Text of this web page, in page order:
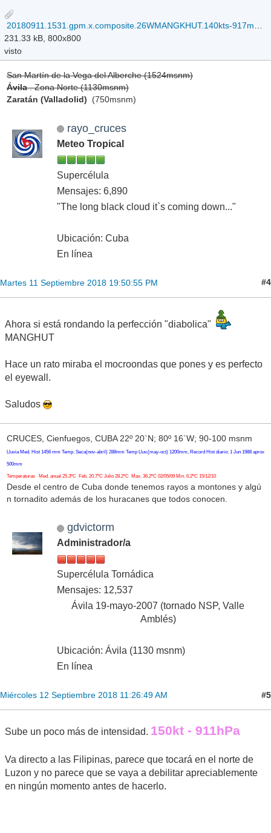
20180911.1531.gpm.x.composite.26WMANGKHUT.140kts-917mb-137N-1387E.044pc.jpg
231.33 kB, 800x800
visto
San Martín de la Vega del Alberche (1524msnm)
Ávila. Zona Norte (1130msnm)
Zaratán (Valladolid) (750msnm)
rayo_cruces
Meteo Tropical
Supercélula
Mensajes: 6,890
"The long black cloud it`s coming down..."
Ubicación: Cuba
En línea
Martes 11 Septiembre 2018 19:50:55 PM #4
Ahora si está rondando la perfección "diabolica"
MANGHUT
Hace un rato miraba el mocroondas que pones y es perfecto
el eyewall.
Saludos
CRUCES, Cienfuegos, CUBA 22º 20`N; 80º 16`W; 90-100 msnm
Lluvia Med. Hist 1456 mm Temp. Seca(nov-abril) 288mm Temp Lluv.(may-oct) 1200mm, Record Hist diario: 1 Jun 1988 aprox
500mm
Temperaturas Med. anual 25.3ºC Feb. 20.7ºC Julio 28.2ºC Max. 36.2ºC 02/05/09 Min. 6.2ºC 15/12/10
Desde el centro de Cuba donde tenemos rayos a montones y algú
n tornadito además de los huracanes que todos conocen.
gdvictorm
Administrador/a
Supercélula Tornádica
Mensajes: 12,537
Ávila 19-mayo-2007 (tornado NSP, Valle
Amblés)
Ubicación: Ávila (1130 msnm)
En línea
Miércoles 12 Septiembre 2018 11:26:49 AM #5
Sube un poco más de intensidad. 150kt - 911hPa
Va directo a las Filipinas, parece que tocará en el norte de
Luzon y no parece que se vaya a debilitar apreciablemente
en ningún momento antes de hacerlo.